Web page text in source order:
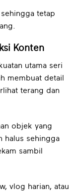
tetap
Konten
utama seri
membuat detail
terang dan
objek yang
halus sehingga
sambil
vlog harian, atau